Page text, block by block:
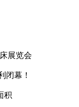
展览会
幕！
积